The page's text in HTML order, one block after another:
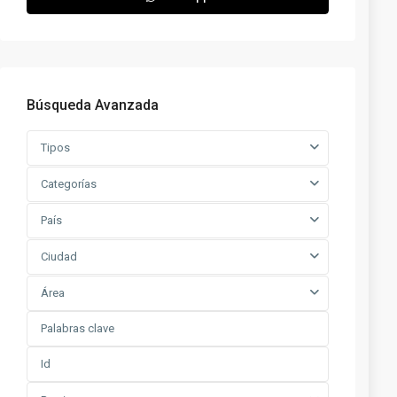
Búsqueda Avanzada
Tipos
Categorías
País
Ciudad
Área